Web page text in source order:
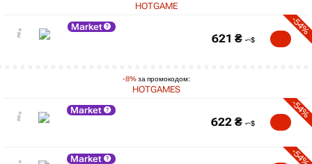
HOTGAME
Market
-8%за промокодом:
HOTGAMES
-54%
621 ₴
Market -54%
622 ₴
Market -54%